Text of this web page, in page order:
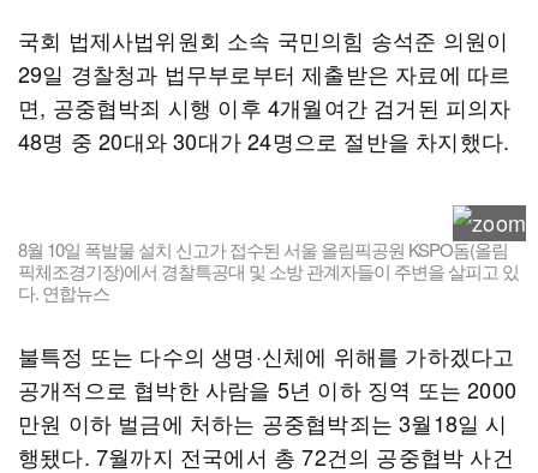
국회 법제사법위원회 소속 국민의힘 송석준 의원이
29일 경찰청과 법무부로부터 제출받은 자료에 따르
면, 공중협박죄 시행 이후 4개월여간 검거된 피의자
48명 중 20대와 30대가 24명으로 절반을 차지했다.
8월 10일 폭발물 설치 신고가 접수된 서울 올림픽공원 KSPO돔(올림
픽체조경기장)에서 경찰특공대 및 소방 관계자들이 주변을 살피고 있
다. 연합뉴스
불특정 또는 다수의 생명·신체에 위해를 가하겠다고
공개적으로 협박한 사람을 5년 이하 징역 또는 2000
만원 이하 벌금에 처하는 공중협박죄는 3월18일 시
행됐다. 7월까지 전국에서 총 72건의 공중협박 사건